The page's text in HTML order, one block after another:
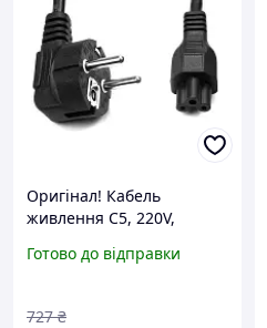
Оригінал! Кабель
живлення C5, 220V,
(CC360284) - Вища Якість!
Готово до відправки
727 ₴